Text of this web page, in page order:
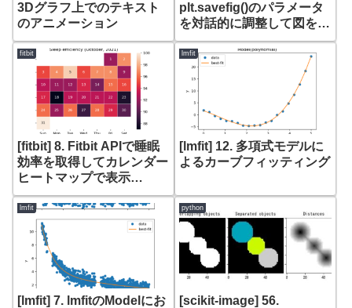
3Dグラフ上でのテキスト
のアニメーション
plt.savefig()のパラメータ
を対話的に調整して図を保
存する
fitbit
[fitbit] 8. Fitbit APIで睡眠
効率を取得してカレンダー
ヒートマップで表示
(sns.heatmap)
lmfit
[lmfit] 12. 多項式モデルに
よるカーブフィッティング
lmfit
[lmfit] 7. lmfitのModelにお
python
[scikit-image] 56.